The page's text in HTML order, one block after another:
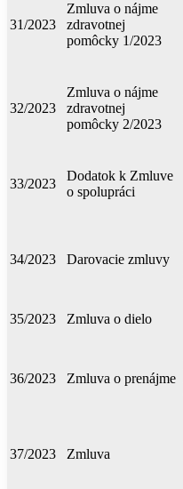
31/2023
Zmluva o nájme
zdravotnej
pomôcky 1/2023
32/2023
Zmluva o nájme
zdravotnej
pomôcky 2/2023
33/2023
Dodatok k Zmluve
o spolupráci
34/2023 Darovacie zmluvy
35/2023 Zmluva o dielo
36/2023 Zmluva o prenájme
37/2023 Zmluva